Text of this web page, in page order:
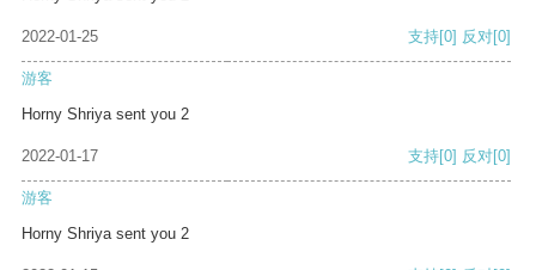
2022-01-25 支持[0] 反对[0]
游客
Horny Shriya sent you 2
2022-01-17 支持[0] 反对[0]
游客
Horny Shriya sent you 2